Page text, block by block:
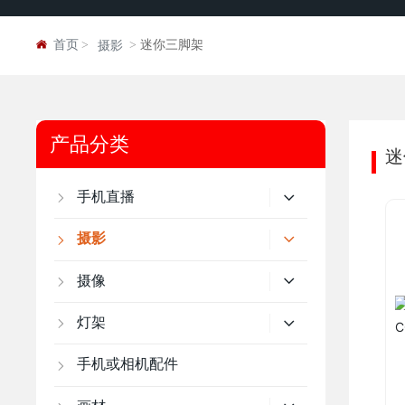
首页 摄影 迷你三脚架
产品分类
手机直播
摄影
摄像
灯架
手机或相机配件